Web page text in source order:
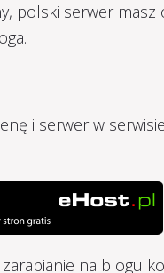
polski serwer masz
i serwer w
na blogu